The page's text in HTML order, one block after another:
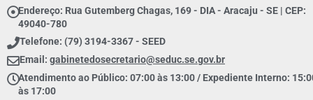
Endereço: Rua Gutemberg Chagas, 169 - DIA - Aracaju - SE | CEP:
49040-780
Telefone: (79) 3194-3367 - SEED
Email: gabinetedosecretario@seduc.se.gov.br
Atendimento ao Público: 07:00 às 13:00 / Expediente Interno:
às 17:00